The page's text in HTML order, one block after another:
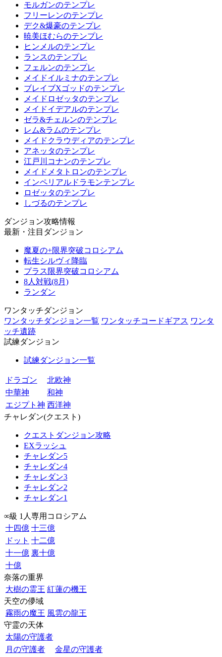
モルガンのテンプレ
フリーレンのテンプレ
デク&爆豪のテンプレ
暁美ほむらのテンプレ
ヒンメルのテンプレ
ランスのテンプレ
フェルンのテンプレ
メイドイルミナのテンプレ
ブレイブXゴッドのテンプレ
メイドロゼッタのテンプレ
メイドイデアルのテンプレ
ゼラ&チェルンのテンプレ
レム&ラムのテンプレ
メイドクラウディアのテンプレ
アネッタのテンプレ
江戸川コナンのテンプレ
メイドメタトロンのテンプレ
インペリアルドラモンテンプレ
ロゼッタのテンプレ
しづるのテンプレ
ダンジョン攻略情報
最新・注目ダンジョン
魔夏の+限界突破コロシアム
転生シルヴィ降臨
プラス限界突破コロシアム
8人対戦(8月)
ランダン
ワンタッチダンジョン
ワンタッチダンジョン一覧 ワンタッチコードギアス ワンタ
ッチ遺跡
試練ダンジョン
試練ダンジョン一覧
ドラゴン
北欧神
中華神
和神
エジプト神 西洋神
チャレダン(クエスト)
クエストダンジョン攻略
EXラッシュ
チャレダン5
チャレダン4
チャレダン3
チャレダン2
チャレダン1
∞級 1人専用コロシアム
十四億 十三億
ドット 十二億
十一億 裏十億
十億
奈落の重界
大樹の霊王 紅蓮の機王
天空の儚域
霧雨の魔王 風雲の龍王
守霊の天体
太陽の守護者
月の守護者
金星の守護者